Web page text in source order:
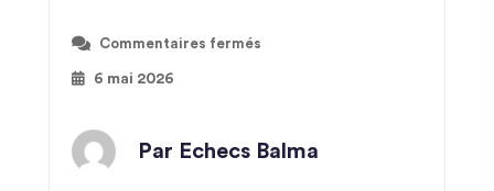
Commentaires fermés
6 mai 2026
Par Echecs Balma